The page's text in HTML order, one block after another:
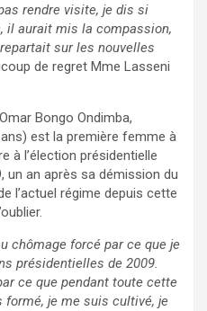
rendre visite, je dis si
il aurait mis la compassion,
sur les nouvelles
de regret Mme Lasseni
Bongo Ondimba,
est la première femme à
à l’élection présidentielle
un an après sa démission du
l’actuel régime depuis cette
chômage forcé par ce que je
présidentielles de 2009.
ce que pendant toute cette
formé, je me suis cultivé, je